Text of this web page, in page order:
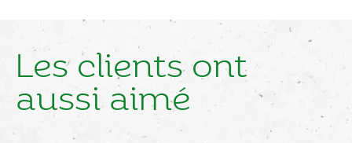
Les clients ont
aussi aimé